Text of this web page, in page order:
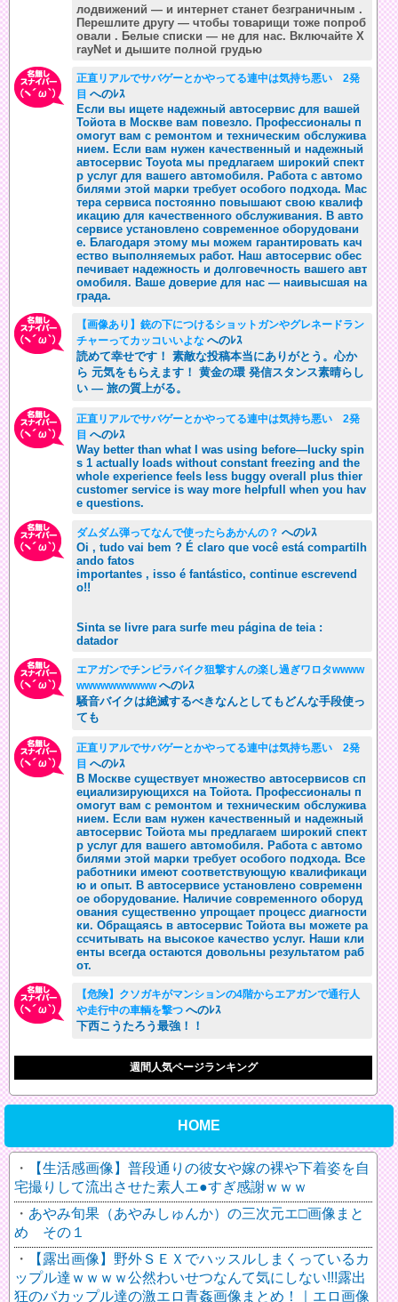
лодвижений — и интернет станет безграничным .
Перешлите другу — чтобы товарищи тоже попроб
овали . Белые списки — не для нас. Включайте X
rayNet и дышите полной грудью
正直リアルでサバゲーとかやってる連中は気持ち悪い 2発
目 へのﾚｽ
Если вы ищете надежный автосервис для вашей
Тойота в Москве вам повезло. Профессионалы п
омогут вам с ремонтом и техническим обслужива
нием. Если вам нужен качественный и надежный
автосервис Toyota мы предлагаем широкий спект
р услуг для вашего автомобиля. Работа с автомо
билями этой марки требует особого подхода. Мас
тера сервиса постоянно повышают свою квалиф
икацию для качественного обслуживания. В авто
сервисе установлено современное оборудовани
е. Благодаря этому мы можем гарантировать кач
ество выполняемых работ. Наш автосервис обес
печивает надежность и долговечность вашего авт
омобиля. Ваше доверие для нас — наивысшая на
града.
【画像あり】銃の下につけるショットガンやグレネードラン
チャーってカッコいいよな へのﾚｽ
読めて幸せです！ 素敵な投稿本当にありがとう。心か
ら 元気をもらえます！ 黄金の環 発信スタンス素晴らし
い — 旅の質上がる。
正直リアルでサバゲーとかやってる連中は気持ち悪い 2発
目 へのﾚｽ
Way better than what I was using before—lucky spin
s 1 actually loads without constant freezing and the
whole experience feels less buggy overall plus thier
customer service is way more helpfull when you hav
e questions.
ダムダム弾ってなんで使ったらあかんの？ へのﾚｽ
Oi , tudo vai bem ? É claro que você está compartilh
ando fatos
importantes , isso é fantástico, continue escrevend
o!!
Sinta se livre para surfe meu página de teia :
datador
エアガンでチンピラバイク狙撃すんの楽し過ぎワロタwwww
wwwwwwwwwwへのﾚｽ
騒音バイクは絶滅するべきなんとしてもどんな手段使っ
ても
正直リアルでサバゲーとかやってる連中は気持ち悪い 2発
目 へのﾚｽ
В Москве существует множество автосервисов сп
ециализирующихся на Тойота. Профессионалы п
омогут вам с ремонтом и техническим обслужива
нием. Если вам нужен качественный и надежный
автосервис Тойота мы предлагаем широкий спект
р услуг для вашего автомобиля. Работа с автомо
билями этой марки требует особого подхода. Все
работники имеют соответствующую квалификаци
ю и опыт. В автосервисе установлено современн
ое оборудование. Наличие современного оборуд
ования существенно упрощает процесс диагности
ки. Обращаясь в автосервис Тойота вы можете ра
ссчитывать на высокое качество услуг. Наши кли
енты всегда остаются довольны результатом раб
от.
【危険】クソガキがマンションの4階からエアガンで通行人
や走行中の車輌を撃つ へのﾚｽ
下西こうたろう最強！！
週間人気ページランキング
HOME
【生活感画像】普段通りの彼女や嫁の裸や下着姿を自
宅撮りして流出させた素人エ●すぎ感謝ｗｗｗ
あやみ旬果（あやみしゅんか）の三次元エ□画像まと
め その１
【露出画像】野外ＳＥＸでハッスルしまくっているカ
ップル達ｗｗｗｗ公然わいせつなんて気にしない!!!露出
狂のバカップル達の激エロ青姦画像まとめ！｜エロ画像